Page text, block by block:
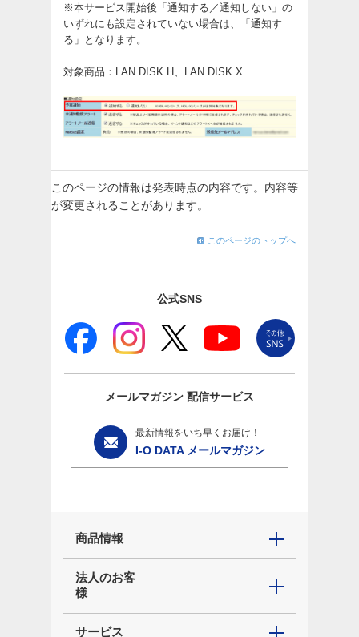
※本サービス開始後「通知する／通知しない」の
いずれにも設定されていない場合は、「通知す
る」となります。
対象商品：LAN DISK H、LAN DISK X
このページの情報は発表時点の内容です。内容等
が変更されることがあります。
このページのトップへ
公式SNS
メールマガジン 配信サービス
最新情報をいち早くお届け！
I-O DATA メールマガジン
商品情報
法人のお客
様
サービス